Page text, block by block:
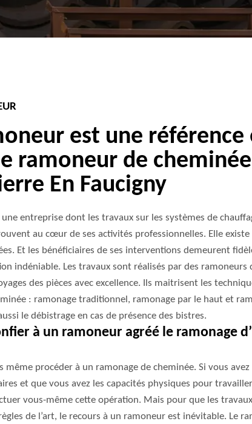
est une référence
ramoneur de
En Faucigny
une entreprise dont les travaux sur les systèmes de
au cœur de ses activités professionnelles. Elle existe
Et les bénéficiaires de ses interventions demeurent
indéniable. Les travaux sont réalisés par des ramoneurs
des pièces avec excellence. Ils maitrisent les
: ramonage traditionnel, ramonage par le haut et
le débistrage en cas de présence des bistres.
à un ramoneur agréé le ramonage
même procéder à un ramonage de cheminée. Si vous avez
et que vous avez les capacités physiques pour
vous-même cette opération. Mais pour que les
de l’art, le recours à un ramoneur est inévitable. Le